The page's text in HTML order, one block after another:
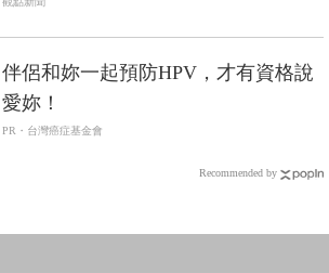
伴侶和妳一起預防HPV，才有資格說
愛妳！
PR・台灣癌症基金會
Recommended by